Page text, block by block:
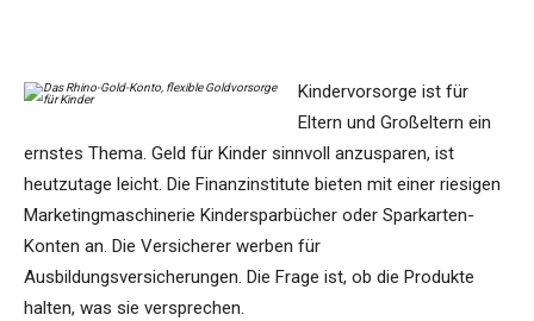
Kindervorsorge ist für
Eltern und Großeltern ein
ernstes Thema. Geld für Kinder sinnvoll anzusparen, ist
heutzutage leicht. Die Finanzinstitute bieten mit einer riesigen
Marketingmaschinerie Kindersparbücher oder Sparkarten-
Konten an. Die Versicherer werben für
Ausbildungsversicherungen. Die Frage ist, ob die Produkte
halten, was sie versprechen.